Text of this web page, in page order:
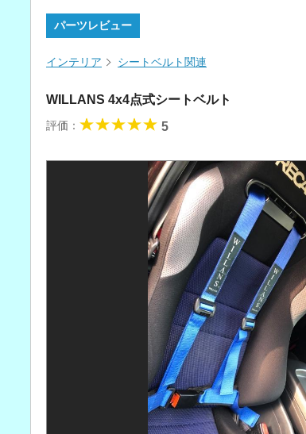
パーツレビュー
インテリア シートベルト関連
WILLANS 4x4点式シートベルト
評価： 5